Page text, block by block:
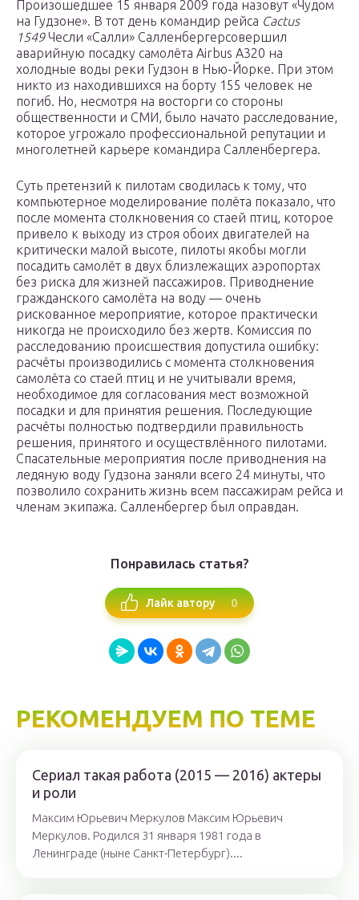
Произошедшее 15 января 2009 года назовут «Чудом
на Гудзоне». В тот день командир рейса Cactus
1549Чесли «Салли» Салленбергерсовершил
аварийную посадку самолёта Airbus A320 на
холодные воды реки Гудзон в Нью-Йорке. При этом
никто из находившихся на борту 155 человек не
погиб. Но, несмотря на восторги со стороны
общественности и СМИ, было начато расследование,
которое угрожало профессиональной репутации и
многолетней карьере командира Салленбергера.
Суть претензий к пилотам сводилась к тому, что
компьютерное моделирование полёта показало, что
после момента столкновения со стаей птиц, которое
привело к выходу из строя обоих двигателей на
критически малой высоте, пилоты якобы могли
посадить самолёт в двух близлежащих аэропортах
без риска для жизней пассажиров. Приводнение
гражданского самолёта на воду — очень
рискованное мероприятие, которое практически
никогда не происходило без жертв. Комиссия по
расследованию происшествия допустила ошибку:
расчёты производились с момента столкновения
самолёта со стаей птиц и не учитывали время,
необходимое для согласования мест возможной
посадки и для принятия решения. Последующие
расчёты полностью подтвердили правильность
решения, принятого и осуществлённого пилотами.
Спасательные мероприятия после приводнения на
ледяную воду Гудзона заняли всего 24 минуты, что
позволило сохранить жизнь всем пассажирам рейса и
членам экипажа. Салленбергер был оправдан.
Понравилась статья?
Лайк автору 0
РЕКОМЕНДУЕМ ПО ТЕМЕ
Сериал такая работа (2015 — 2016) актеры
и роли
Максим Юрьевич Меркулов Максим Юрьевич
Меркулов. Родился 31 января 1981 года в
Ленинграде (ныне Санкт-Петербург)....